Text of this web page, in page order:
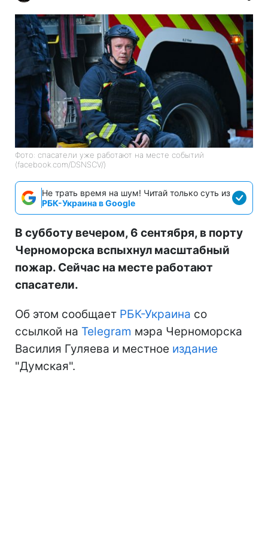
Фото: спасатели уже работают на месте событий
(facebook.com/DSNSCV/)
Не трать время на шум! Читай только суть из
РБК-Украина в Google
В субботу вечером, 6 сентября, в порту
Черноморска вспыхнул масштабный
пожар. Сейчас на месте работают
спасатели.
Об этом сообщает РБК-Украина со
ссылкой на Telegram мэра Черноморска
Василия Гуляева и местное издание
"Думская".